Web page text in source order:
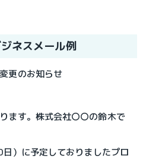
ネスメール例
更のお知らせ
ます。株式会社〇〇の鈴木で
）に予定しておりましたプロ